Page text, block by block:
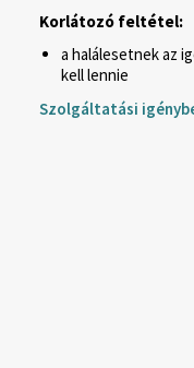
Korlátozó feltétel:
a halálesetnek az
kell lennie
Szolgáltatási